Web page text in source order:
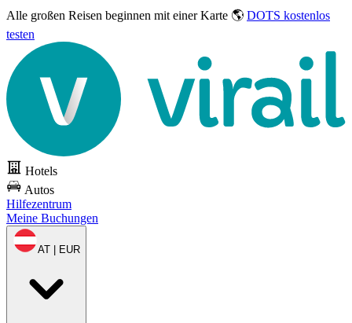
Alle großen Reisen beginnen mit einer Karte 🌎 DOTS kostenlos
testen
Hotels
Autos
Hilfezentrum
Meine Buchungen
AT | EUR